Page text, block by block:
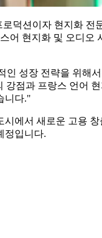
덕션이자 현지화 전
어 현지화 및 오디
성장 전략을 위
강점과 프랑스 언어
니다."
시에서 새로운 고용
정입니다.